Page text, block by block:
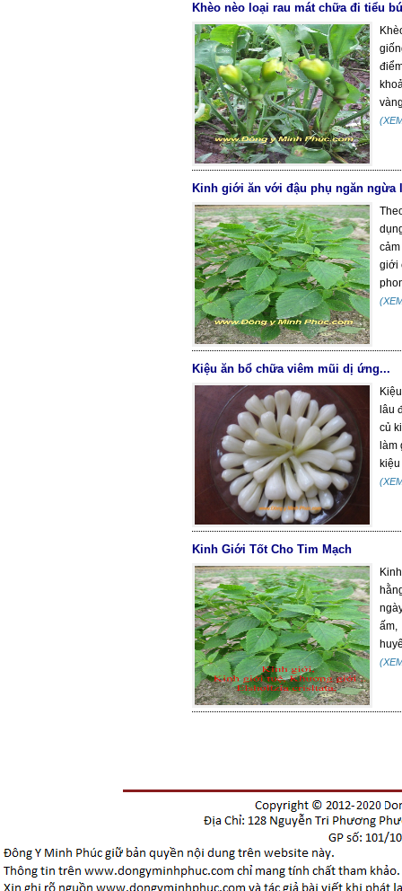
Khèo nèo loại rau mát chữa đi tiểu
Kinh giới ăn với đậu phụ ngăn ngừa
giới
Kiệu ăn bổ chữa viêm mũi dị ứng...
lâu
củ
Kinh Giới Tốt Cho Tim Mạch
ấm,